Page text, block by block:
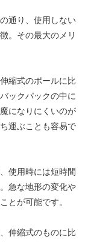
通り、使用しない
。その最大のメリ
縮式のポールに比
ックパックの中に
になりにくいのが
運ぶことも容易で
使用時には短時間
急な地形の変化や
とが可能です。
伸縮式のものに比